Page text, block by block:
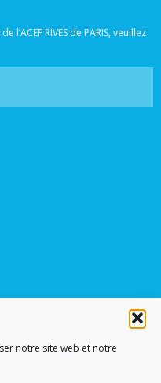
notre site web et notre
l’ACEF RIVES de PARIS, veuillez